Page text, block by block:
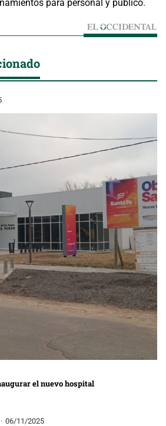
para personal y público.
el nuevo hospital
06/11/2025